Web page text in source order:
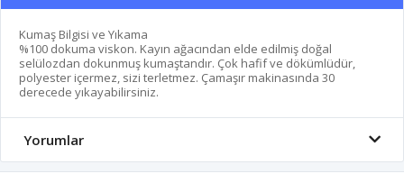
Kumaş Bilgisi ve Yıkama
%100 dokuma viskon. Kayın ağacından elde edilmiş doğal
selülozdan dokunmuş kumaştandır. Çok hafif ve dökümlüdür,
polyester içermez, sizi terletmez. Çamaşır makinasında 30
derecede yıkayabilirsiniz.
Yorumlar